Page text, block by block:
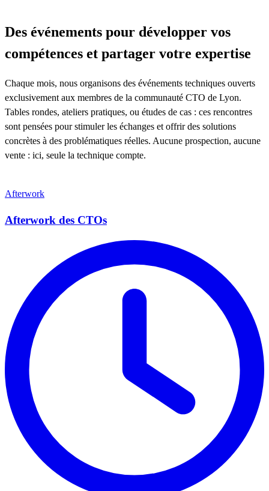
Des événements pour développer vos
compétences et partager votre expertise
Chaque mois, nous organisons des événements techniques ouverts
exclusivement aux membres de la communauté CTO de Lyon.
Tables rondes, ateliers pratiques, ou études de cas : ces rencontres
sont pensées pour stimuler les échanges et offrir des solutions
concrètes à des problématiques réelles. Aucune prospection, aucune
vente : ici, seule la technique compte.
Afterwork
Afterwork des CTOs